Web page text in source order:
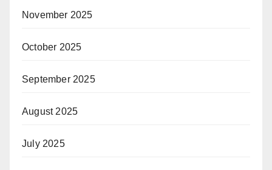
November 2025
October 2025
September 2025
August 2025
July 2025